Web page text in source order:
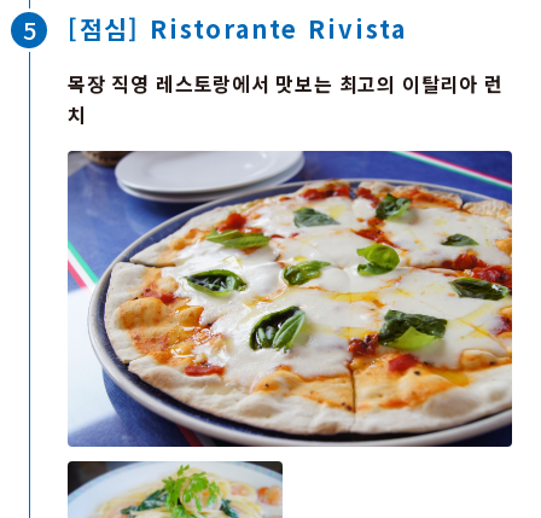
[점심] Ristorante Rivista
목장 직영 레스토랑에서 맛보는 최고의 이탈리아 런
치